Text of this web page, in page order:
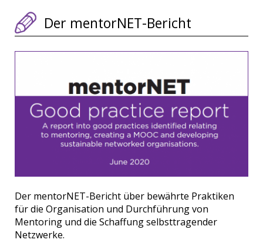
Der mentorNET-Bericht
Der mentorNET-Bericht über bewährte Praktiken
für die Organisation und Durchführung von
Mentoring und die Schaffung selbsttragender
Netzwerke.